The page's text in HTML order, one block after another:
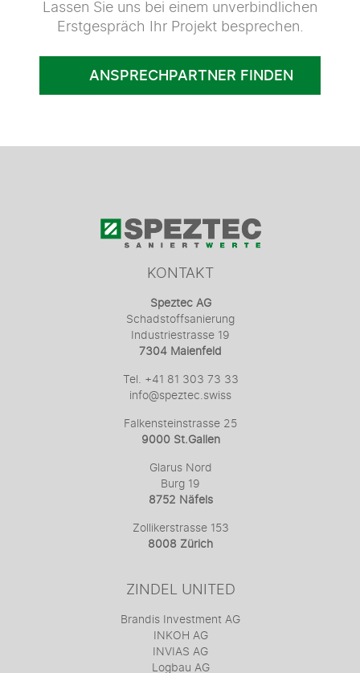
Lassen Sie uns bei einem unverbindlichen
Erstgespräch Ihr Projekt besprechen.
ANSPRECHPARTNER FINDEN
KONTAKT
Speztec AG
Schadstoffsanierung
Industriestrasse 19
7304 Maienfeld
Tel. +41 81 303 73 33
info@speztec.swiss
Falkensteinstrasse 25
9000 St.Gallen
Glarus Nord
Burg 19
8752 Näfels
Zollikerstrasse 153
8008 Zürich
ZINDEL UNITED
Brandis Investment AG
INKOH AG
INVIAS AG
Logbau AG